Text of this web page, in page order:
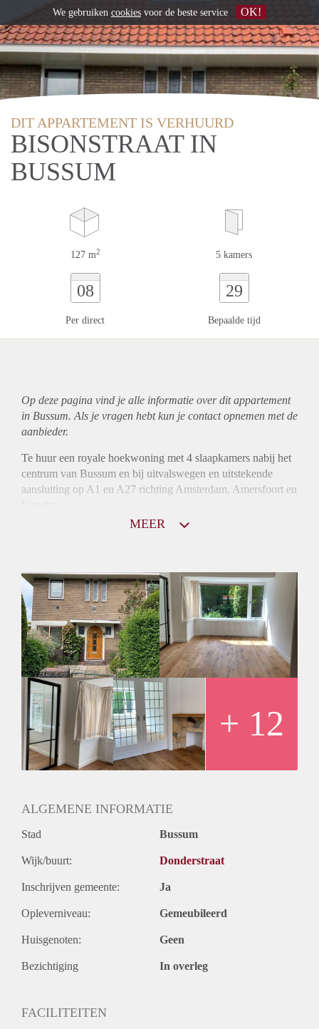
DIT APPARTEMENT IS VERHUURD
BISONSTRAAT IN
BUSSUM
127 m2 5 kamers
08
Per direct
29
Bepaalde tijd
Op deze pagina vind je alle informatie over ditappartement
in Bussum. Als je vragen hebt kun je contact opnemen met de
aanbieder.
Te huur een royale hoekwoning met 4 slaapkamers nabij het
centrum van Bussum en bij uitvalswegen en uitstekende
aansluiting op A1 en A27 richting Amsterdam, Amersfoort en
MEER
+ 12
ALGEMENE INFORMATIE
Stad Bussum
Wijk/buurt: Donderstraat
Inschrijven gemeente: Ja
Opleverniveau: Gemeubileerd
Huisgenoten: Geen
Bezichtiging In overleg
FACILITEITEN
We gebruiken cookies voor de beste service OK!